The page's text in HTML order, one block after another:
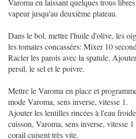
Varoma en laissant quelques trous
vapeur jusqu'au deuxième plateau.
Dans le bol, mettre l'huile d'olive, les
les tomates concassées: Mixer 10
Racler les parois avec la spatule.
persil, le sel et le poivre.
Mettre le Varoma en place et
mode Varoma, sens inverse, vitesse 1.
Ajouter les lentilles rincées à l'eau
cuisson, Varoma, sens inverse, vitesse
corail cuisent très vite.